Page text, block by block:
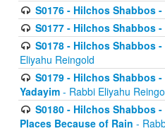
S0176 - Hilchos Shabbos
S0177 - Hilchos Shabbos
S0178 - Hilchos Shabbos
Eliyahu Reingold
S0179 - Hilchos Shabbos
Yadayim - Rabbi Eliyahu
S0180 - Hilchos Shabbos
Places Because of Rain -